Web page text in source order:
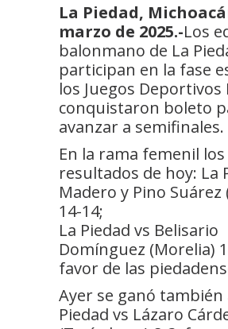
La Piedad,
marzo de 2025.-Los
balonmano de La
participan en la fase
los Juegos Deportivos
conquistaron boleto
avanzar a semifinales.
En la rama femenil los
resultados de hoy: La
Madero y Pino Suárez
14-14;
La Piedad vs Belisario
Domínguez (Morelia)
favor de las
Ayer se ganó también
Piedad vs Lázaro